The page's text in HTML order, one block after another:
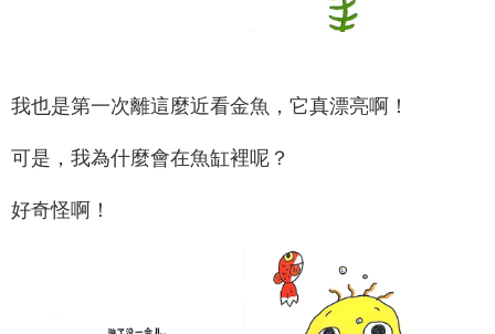
我也是第一次離這麼近看金魚，它真漂亮啊！
可是，我為什麼會在魚缸裡呢？
好奇怪啊！